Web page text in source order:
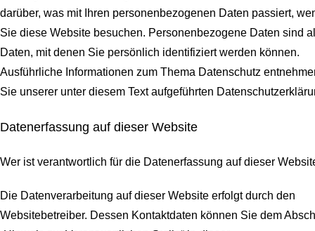
darüber, was mit Ihren personenbezogenen Daten passiert,
Sie diese Website besuchen. Personenbezogene Daten sind
Daten, mit denen Sie persönlich identifiziert werden können.
Ausführliche Informationen zum Thema Datenschutz
Sie unserer unter diesem Text aufgeführten
Datenerfassung auf dieser Website
Wer ist verantwortlich für die Datenerfassung auf dieser
Die Datenverarbeitung auf dieser Website erfolgt durch den
Websitebetreiber. Dessen Kontaktdaten können Sie dem